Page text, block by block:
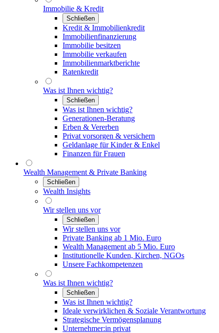
Immobilie & Kredit
Schließen
Kredit & Immobilienkredit
Immobilienfinanzierung
Immobilie besitzen
Immobilie verkaufen
Immobilienmarktberichte
Ratenkredit
Was ist Ihnen wichtig?
Schließen
Was ist Ihnen wichtig?
Generationen-Beratung
Erben & Vererben
Privat vorsorgen & versichern
Geldanlage für Kinder & Enkel
Finanzen für Frauen
Wealth Management & Private Banking
Schließen
Wealth Insights
Wir stellen uns vor
Schließen
Wir stellen uns vor
Private Banking ab 1 Mio. Euro
Wealth Management ab 5 Mio. Euro
Institutionelle Kunden, Kirchen, NGOs
Unsere Fachkompetenzen
Was ist Ihnen wichtig?
Schließen
Was ist Ihnen wichtig?
Ideale verwirklichen & Soziale Verantwortung
Strategische Vermögensplanung
Unternehmer:in privat